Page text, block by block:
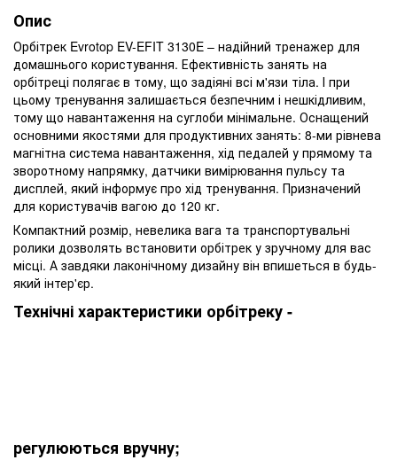
Опис
Орбітрек Evrotop EV-EFIT 3130E – надійний тренажер для
домашнього користування. Ефективність занять на
орбітреці полягає в тому, що задіяні всі м'язи тіла. І при
цьому тренування залишається безпечним і нешкідливим,
тому що навантаження на суглоби мінімальне. Оснащений
основними якостями для продуктивних занять: 8-ми рівнева
магнітна система навантаження, хід педалей у прямому та
зворотному напрямку, датчики вимірювання пульсу та
дисплей, який інформує про хід тренування. Призначений
для користувачів вагою до 120 кг.
Компактний розмір, невелика вага та транспортувальні
ролики дозволять встановити орбітрек у зручному для вас
місці. А завдяки лаконічному дизайну він впишеться в будь-
який інтер'єр.
Технічні характеристики орбітреку -
регулюються вручну;